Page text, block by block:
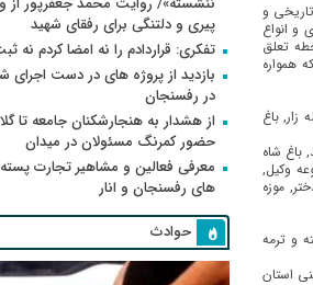
و
و انواع
تعلق
همواره
زار, باغ
باغ شاه
وكیل,
موزه
و ترمه
استان
پیری و دلتنگی برای رفقای شهید
تفکری: قراردادم را نه امضا کردم نه
بازدید از پروژه های در دست
در رفسنجان
از هشدار به هنجارشکنان جامعه تا
حضور کمرنگ مسئولان در میدان
معرفی فعالین و مشاهیر تجارت
های رفسنجان و انار
حوادث